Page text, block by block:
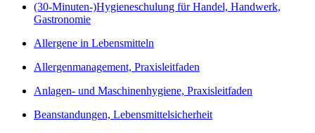
(30-Minuten-)Hygieneschulung für Handel, Handwerk,
Gastronomie
Allergene in Lebensmitteln
Allergenmanagement, Praxisleitfaden
Anlagen- und Maschinenhygiene, Praxisleitfaden
Beanstandungen, Lebensmittelsicherheit